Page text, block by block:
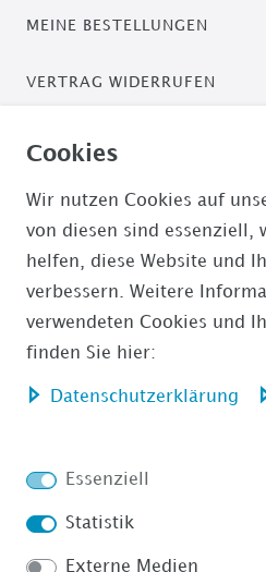
MEINE BESTELLUNGEN
VERTRAG WIDERRUFEN
PAYPAL / PAYPAL PLUS
Cookies
Wir nutzen Cookies auf
von diesen sind essenziell,
helfen, diese Website und
verbessern. Weitere
verwendeten Cookies und
finden Sie hier:
Daten­schutz­erklärung
Essenziell
Statistik
Externe Medien